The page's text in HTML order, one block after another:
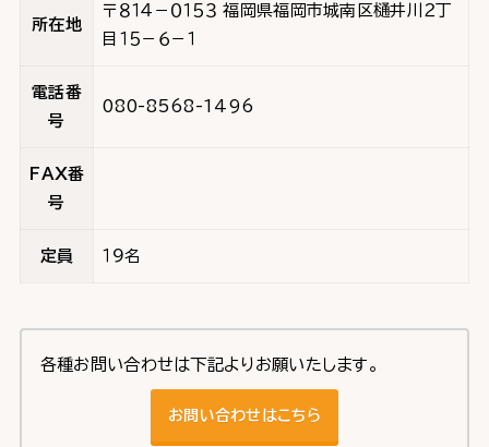
所在地
〒８１４－０１５３ 福岡県福岡市城南区樋井川２丁
目１５－６－１
電話番
号
080-8568-1496
FAX番
号
定員 １９名
各種お問い合わせは下記よりお願いたします。
お問い合わせはこちら